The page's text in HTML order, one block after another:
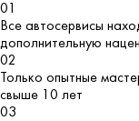
01
Все автосервисы
дополнительную
02
Только опытные
свыше 10 лет
03